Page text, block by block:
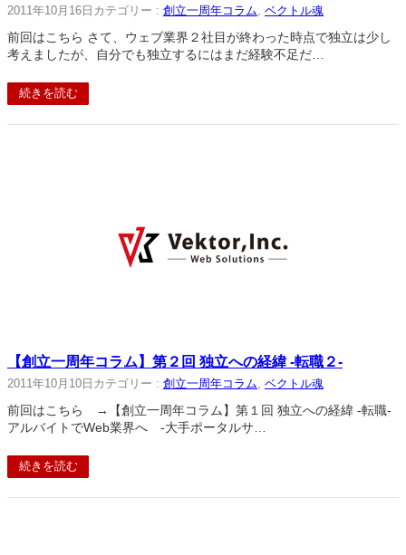
2011年10月16日 カテゴリー : 創立一周年コラム, ベクトル魂
前回はこちら さて、ウェブ業界２社目が終わった時点で独立は少し
考えましたが、自分でも独立するにはまだ経験不足だ…
続きを読む
【創立一周年コラム】第２回 独立への経緯 -転職２-
2011年10月10日 カテゴリー : 創立一周年コラム, ベクトル魂
前回はこちら →【創立一周年コラム】第１回 独立への経緯 -転職-
アルバイトでWeb業界へ -大手ポータルサ…
続きを読む